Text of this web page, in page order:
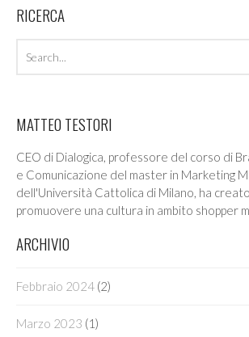
RICERCA
MATTEO TESTORI
CEO di Dialogica, professore del corso di
e Comunicazione del master in Marketing
dell'Università Cattolica di Milano, ha
promuovere una cultura in ambito shopper
ARCHIVIO
Febbraio 2024 (2)
Marzo 2023 (1)